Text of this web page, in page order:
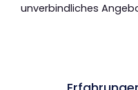
unverbindliches